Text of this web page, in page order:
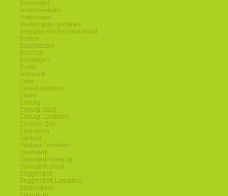
Blieskastel
Bodenseekreis
Boeblingen
Boeblingen-Landkreis
Breisgau-Hochschwarzwald
Bretten
Bruchkoebel
Bruchsal
Buedingen
Buehl
Butzbach
Calw
Calw-Landkreis
Cham
Coburg
Coburg-Stadt
Coburg-Landkreis
Cochem-Zell
Crailsheim
Dachau
Dachau-Landkreis
Darmstadt
Darmstadt-Dieburg
Darmstadt-Stadt
Deggendorf
Deggendorf-Landkreis
Dietzenbach